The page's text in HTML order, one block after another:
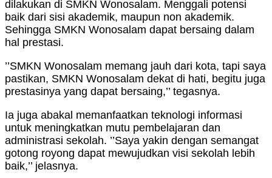
dilakukan di SMKN Wonosalam. Menggali potensi
baik dari sisi akademik, maupun non akademik.
Sehingga SMKN Wonosalam dapat bersaing dalam
hal prestasi.
’’SMKN Wonosalam memang jauh dari kota, tapi saya
pastikan, SMKN Wonosalam dekat di hati, begitu juga
prestasinya yang dapat bersaing,’’ tegasnya.
Ia juga abakal memanfaatkan teknologi informasi
untuk meningkatkan mutu pembelajaran dan
administrasi sekolah. ’’Saya yakin dengan semangat
gotong royong dapat mewujudkan visi sekolah lebih
baik,’’ jelasnya.